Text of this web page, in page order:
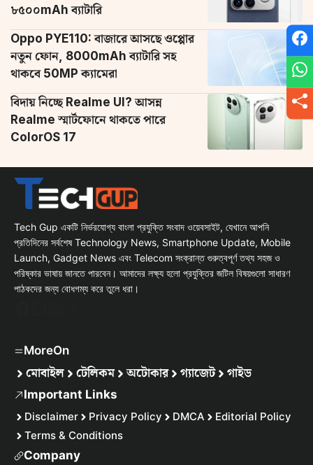
৮৫০০mAh ব্যাটারি
Oppo PYE110: বাজারে আসছে ওপ্পোর
নতুন ফোন, 8000mAh ব্যাটারি সহ
থাকবে 50MP ক্যামেরা
বিদায় নিচ্ছে Realme UI? আসন্ন
Realme স্মার্টফোনে থাকতে পারে
ColorOS 17
Tech Gup একটি নির্ভরযোগ্য বাংলা প্রযুক্তি সংবাদ ওয়েবসাইট, যেখানে আপনি
প্রতিদিনের সর্বশেষ Technology News, Smartphone Update, Mobile
Launch, Gadget News এবং Telecom সংক্রান্ত গুরুত্বপূর্ণ তথ্য সহজ ও
পরিষ্কার ভাষায় জানতে পারবেন। আমাদের লক্ষ্য হলো প্রযুক্তির জটিল বিষয়গুলো সাধারণ
পাঠকদের জন্য বোধগম্য করে তুলে ধরা।
MoreOn
মোবাইল টেলিকম অটোকার গ্যাজেট গাইড
Important Links
Disclaimer Privacy Policy DMCA
Editorial Policy
Terms & Conditions
Company